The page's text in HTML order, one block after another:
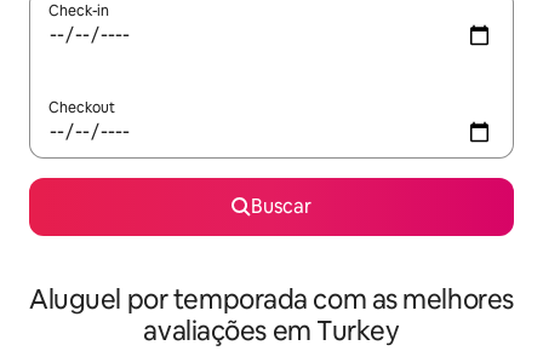
Check-in
Checkout
Buscar
Aluguel por temporada com as melhores
avaliações em Turkey